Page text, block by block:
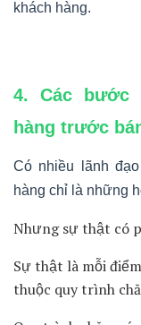
Cách giải
Nhân viên tận tâm
với khách hàng.
lại.
Ngoài ra, cần đáp
Khách hàng muốn